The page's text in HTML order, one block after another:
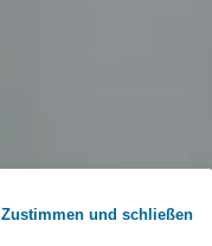
Zustimmen und schließen